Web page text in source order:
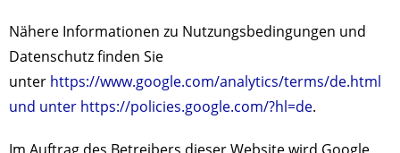
Nähere Informationen zu Nutzungsbedingungen und
Datenschutz finden Sie
unter https://www.google.com/analytics/terms/de.html
und unter https://policies.google.com/?hl=de.